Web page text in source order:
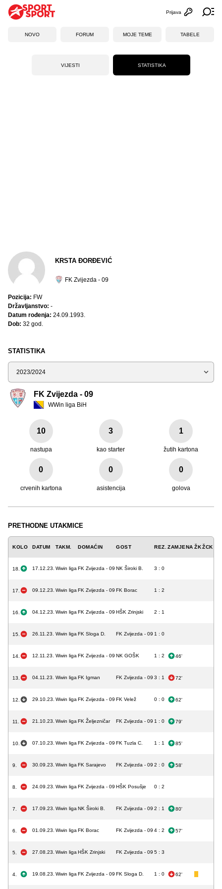
Otvori
Prijava
NOVO FORUM MOJE TEME TABELE
VIJESTI STATISTIKA
STATISTIKA
Sezona
FK Zvijezda - 09
WWin liga BiH
10
nastupa
3
kao starter
1
žutih kartona
0
crvenih kartona
0
asistencija
0
golova
PRETHODNE UTAKMICE
KOLO DATUM TAKM. DOMAĆIN GOST REZ. ZAMJENA ŽKŽCK
18. 17.12.23. Wwin liga FK Zvijezda - 09 NK Široki B. 3 : 0
17. 09.12.23. Wwin liga FK Zvijezda - 09 FK Borac 1 : 2
16. 04.12.23. Wwin liga FK Zvijezda - 09 HŠK Zrinjski 2 : 1
15. 26.11.23. Wwin liga FK Sloga D. FK Zvijezda - 09 1 : 0
14. 12.11.23. Wwin liga FK Zvijezda - 09 NK GOŠK 1 : 2 46'
13. 04.11.23. Wwin liga FK Igman FK Zvijezda - 09 3 : 1 72'
12. 29.10.23. Wwin liga FK Zvijezda - 09 FK Velež 0 : 0 62'
11. 21.10.23. Wwin liga FK Željezničar FK Zvijezda - 09 1 : 0 79'
10. 07.10.23. Wwin liga FK Zvijezda - 09 FK Tuzla C. 1 : 1 85'
9. 30.09.23. Wwin liga FK Sarajevo FK Zvijezda - 09 2 : 0 58'
8. 24.09.23. Wwin liga FK Zvijezda - 09 HŠK Posušje 0 : 2
7. 17.09.23. Wwin liga NK Široki B. FK Zvijezda - 09 2 : 1 80'
6. 01.09.23. Wwin liga FK Borac FK Zvijezda - 09 4 : 2 57'
5. 27.08.23. Wwin liga HŠK Zrinjski FK Zvijezda - 09 5 : 3
4. 19.08.23. Wwin liga FK Zvijezda - 09 FK Sloga D. 1 : 0 62'
KRSTA ĐORĐEVIĆ
FK Zvijezda - 09
Pozicija: FW
Državljanstvo: -
Datum rođenja: 24.09.1993.
Dob: 32 god.